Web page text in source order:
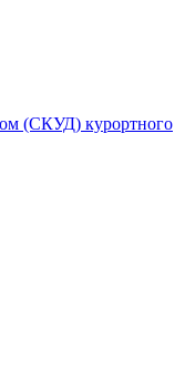
(СКУД) курортного